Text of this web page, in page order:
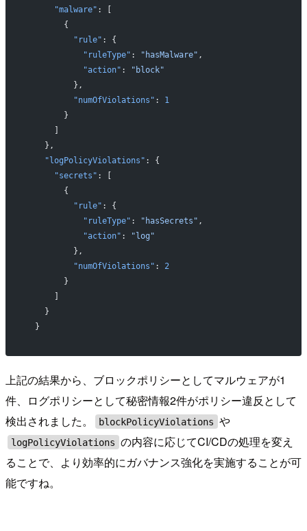
      "malware"
: [
        {
          "rule"
: {
            "ruleType"
: "hasMalware" ,
            "action"
:
"block"
          },
          "numOfViolations"
: 1
        }
      ]
    },
    "logPolicyViolations"
: {
      "secrets"
: [
        {
          "rule"
: {
            "ruleType"
: "hasSecrets" ,
            "action"
:
"log"
          },
          "numOfViolations"
: 2
        }
      ]
    }
  }
上記の結果から、ブロックポリシーとしてマルウェアが1
件、ログポリシーとして秘密情報2件がポリシー違反として
検出されました。
blockPolicyViolations や
logPolicyViolations の内容に応じてCI/CDの処理を変え
ることで、より効率的にガバナンス強化を実施することが可
能ですね。